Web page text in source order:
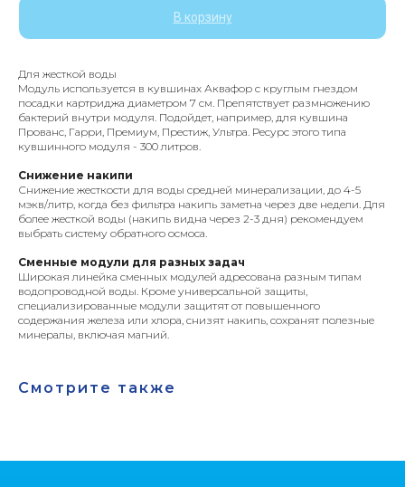
В корзину
Для жесткой воды
Модуль используется в кувшинах Аквафор c круглым гнездом
посадки картриджа диаметром 7 см. Препятствует размножению
бактерий внутри модуля. Подойдет, например, для кувшина
Прованс, Гарри, Премиум, Престиж, Ультра. Ресурс этого типа
кувшинного модуля - 300 литров.
Снижение накипи
Снижение жесткости для воды средней минерализации, до 4-5
мэкв/литр, когда без фильтра накипь заметна через две недели. Для
более жесткой воды (накипь видна через 2-3 дня) рекомендуем
выбрать систему обратного осмоса.
Сменные модули для разных задач
Широкая линейка сменных модулей адресована разным типам
водопроводной воды. Кроме универсальной защиты,
специализированные модули защитят от повышенного
содержания железа или хлора, снизят накипь, сохранят полезные
минералы, включая магний.
Смотрите также